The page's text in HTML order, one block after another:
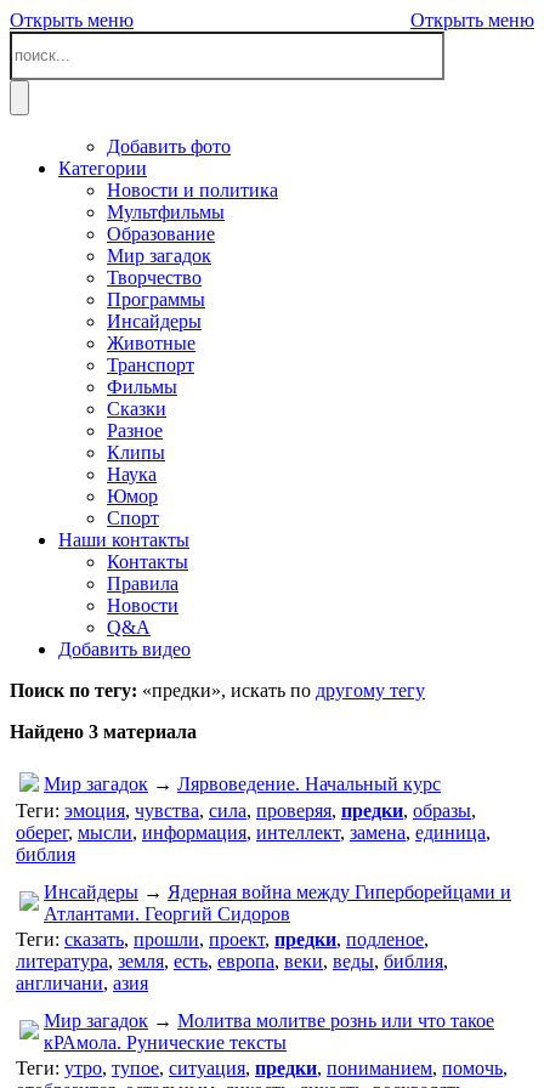
Открыть меню Открыть меню
Добавить фото
Категории
Новости и политика
Мультфильмы
Образование
Мир загадок
Творчество
Программы
Инсайдеры
Животные
Транспорт
Фильмы
Сказки
Разное
Клипы
Наука
Юмор
Спорт
Наши контакты
Контакты
Правила
Новости
Q&A
Добавить видео
Поиск по тегу: «предки», искать по другому тегу
Найдено 3 материала
Мир загадок → Лярвоведение. Начальный курс
Теги: эмоция, чувства, сила, проверяя, предки, образы,
оберег, мысли, информация, интеллект, замена, единица,
библия
Инсайдеры → Ядерная война между Гиперборейцами и
Атлантами. Георгий Сидоров
Теги: сказать, прошли, проект, предки, подленое,
литература, земля, есть, европа, веки, веды, библия,
англичани, азия
Мир загадок → Молитва молитве рознь или что такое
кРАмола. Рунические тексты
Теги: утро, тупое, ситуация, предки, пониманием, помочь,